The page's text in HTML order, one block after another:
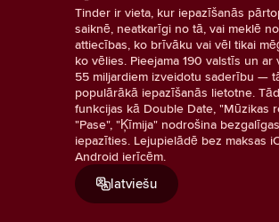
Tinder ir vieta, kur iepazīšanās
saiknē, neatkarīgi no tā, vai meklē
attiecības, ko brīvāku vai vēl tikai
ko vēlies. Pieejama 190 valstīs un ar
55 miljardiem izveidotu saderību —
populārākā iepazīšanās lietotne.
funkcijas kā Double Date, "Mūzikas
"Pase", "Ķīmija" nodrošina
iepazīties. Lejupielādē bez maksas
Android ierīcēm.
latviešu